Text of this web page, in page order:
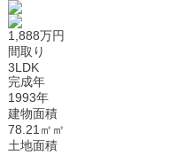
1,888万円
間取り
3LDK
完成年
1993年
建物面積
78.21㎡㎡
土地面積